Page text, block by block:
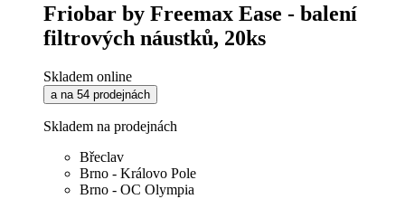
Friobar by Freemax Ease - balení
filtrových náustků, 20ks
Skladem online
a na 54 prodejnách
Skladem na prodejnách
Břeclav
Brno - Královo Pole
Brno - OC Olympia